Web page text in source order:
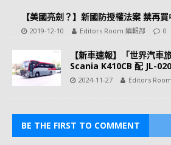
【美國亮劍？】新國防授權法案 禁再
2019-12-10 Editors Room 編輯部 0
【新車速報】「世界汽車
Scania K410CB 配 JL-
2024-11-27 Editors
BE THE FIRST TO COMMENT